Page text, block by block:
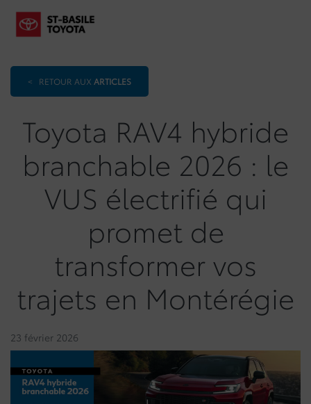
< RETOUR AUX ARTICLES
Toyota RAV4 hybride
branchable 2026 : le
VUS électrifié qui
promet de
transformer vos
trajets en Montérégie
23 février 2026